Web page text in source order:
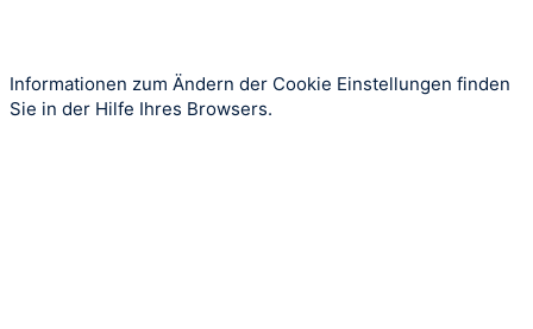
Informationen zum Ändern der Cookie Einstellungen finden
Sie in der Hilfe Ihres Browsers.